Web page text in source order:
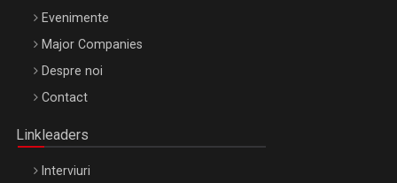
Be Inspired. Make it Happen!, ARTEMIS LETO, ORADEA, 8
Octombrie
Evenimente
Major Companies
Despre noi
Contact
Linkleaders
Interviuri